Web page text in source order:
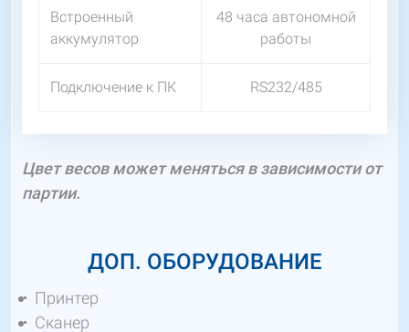
Встроенный
аккумулятор
48 часа автономной
работы
Подключение к ПК RS232/485
Цвет весов может меняться в зависимости от
партии.
ДОП. ОБОРУДОВАНИЕ
Принтер
Сканер